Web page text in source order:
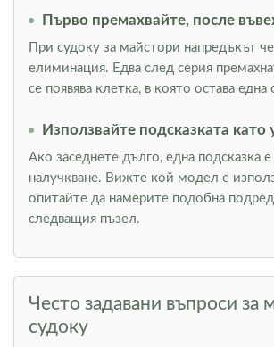
Първо премахвайте, после
При судоку за майстори напредъкът
елиминация. Едва след серия
се появява клетка, в която остава една
Използвайте подсказката като
Ако заседнете дълго, една подсказка
налучкване. Вижте кой модел е
опитайте да намерите подобна
следващия пъзел.
Често задавани въпроси за
судоку